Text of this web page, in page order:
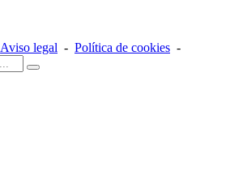
Aviso legal - Política de cookies -